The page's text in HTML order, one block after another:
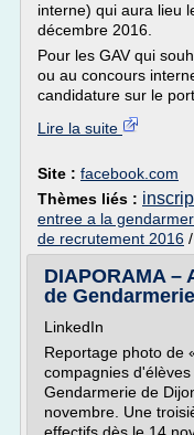
interne) qui aura lieu
décembre 2016.
Pour les GAV qui
ou au concours
candidature sur le
Lire la suite
Site : facebook.com
Thèmes liés :
entree a la
de recrutement 2016 /
DIAPORAMA –
de
LinkedIn
Reportage photo de
compagnies
Gendarmerie de
novembre. Une